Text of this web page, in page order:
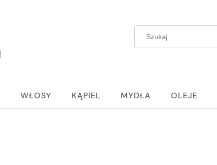
WŁOSY KĄPIEL MYDŁA OLEJE